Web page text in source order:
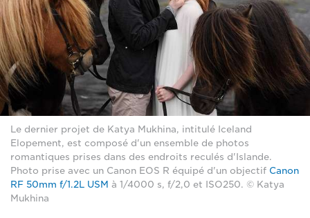
Le dernier projet de Katya Mukhina, intitulé Iceland
Elopement, est composé d'un ensemble de photos
romantiques prises dans des endroits reculés d'Islande.
Photo prise avec un Canon EOS R équipé d'un objectif Canon
RF 50mm f/1.2L USM à 1/4000 s, f/2,0 et ISO250. © Katya
Mukhina